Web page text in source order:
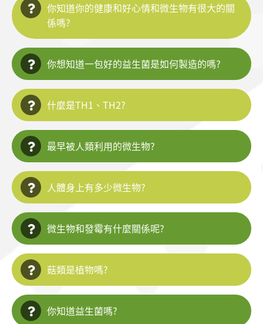
你知道你的健康和好心情和微生物有很大的關
係嗎?
你想知道一包好的益生菌是如何製造的嗎?
什麼是TH1、TH2?
最早被人類利用的微生物?
人體身上有多少微生物?
微生物和發霉有什麼關係呢?
菇類是植物嗎?
你知道益生菌嗎?